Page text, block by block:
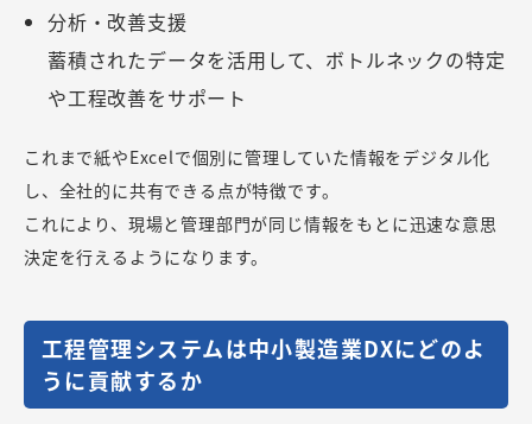
分析・改善支援
蓄積されたデータを活用して、ボトルネックの特定
や工程改善をサポート
これまで紙やExcelで個別に管理していた情報をデジタル化
し、全社的に共有できる点が特徴です。
これにより、現場と管理部門が同じ情報をもとに迅速な意思
決定を行えるようになります。
工程管理システムは中小製造業DXにどのよ
うに貢献するか